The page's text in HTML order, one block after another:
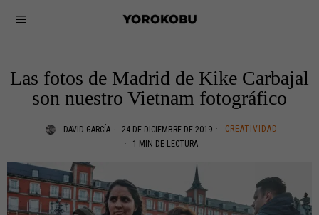
Las fotos de Madrid de Kike Carbajal
son nuestro Vietnam fotográfico
DAVID GARCÍA 24 DE DICIEMBRE DE 2019
CREATIVIDAD
1 MIN DE LECTURA